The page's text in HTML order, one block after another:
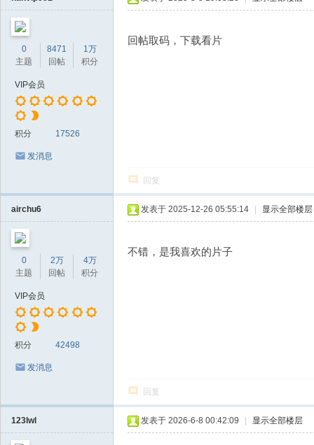
0
主题
8471
回帖
1万
积分
VIP会员
积分 17526
发消息
回帖取码，下载看片
回复
airchu6
0
主题
2万
回帖
4万
积分
VIP会员
积分 42498
发消息
发表于 2025-12-26 05:55:14 显示全部楼层
不错，是我喜欢的片子
回复
123lwl 发表于 2026-6-8 00:42:09 显示全部楼层